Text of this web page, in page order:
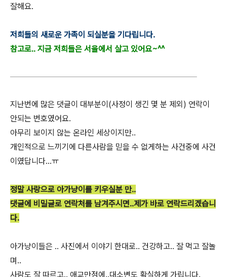
잘해요.
저희들의 새로운 가족이 되실분을 기다립니다.
참고로.. 지금 저희들은 서울에서 살고 있어요~^^
지난번에 많은 댓글이 대부분이(사정이 생긴 몇 분 제외) 연락이
안되는 번호였어요.
아무리 보이지 않는 온라인 세상이지만..
개인적으로 느끼기에 다른사람을 믿을 수 없게하는 사건중에 사건
이였답니다...ㅠ
정말 사랑으로 아가냥이를 키우실분 만..
댓글에 비밀글로 연락처를 남겨주시면..제가 바로 연락드리겠습니
다.
아가냥이들은 .. 사진에서 이야기 한대로.. 건강하고.. 잘 먹고 잘놀
며..
사람도 잘 따르고.. 애교만점에..대소변도 확실하게 가립니다.